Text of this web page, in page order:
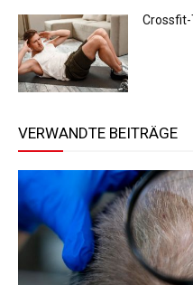
VERWANDTE BEITRÄGE